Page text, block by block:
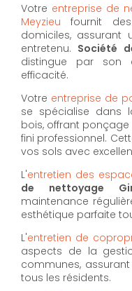
Votre entreprise de
Meyzieu fournit
domiciles, assurant
entretenu. Société
distingue par son
efficacité.
Votre entreprise de
se spécialise dans
bois, offrant
fini professionnel.
vos sols avec
L'entretien des
de nettoyage
maintenance
esthétique parfaite
L'entretien de
aspects de la
communes,
tous les résidents.